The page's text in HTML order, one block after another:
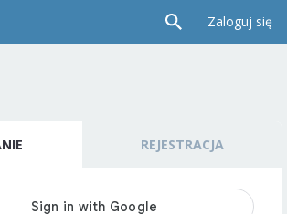
Zaloguj się
REJESTRACJA